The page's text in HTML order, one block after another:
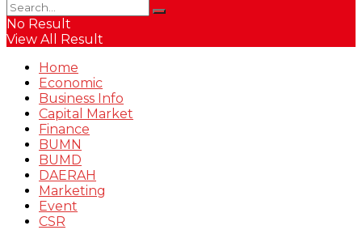
No Result
View All Result
Home
Economic
Business Info
Capital Market
Finance
BUMN
BUMD
DAERAH
Marketing
Event
CSR